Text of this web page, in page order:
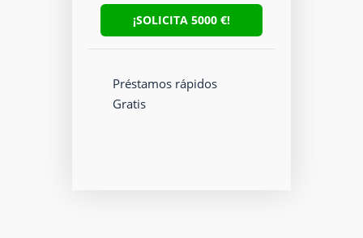
¡SOLICITA 5000 €!
Préstamos rápidos
Gratis